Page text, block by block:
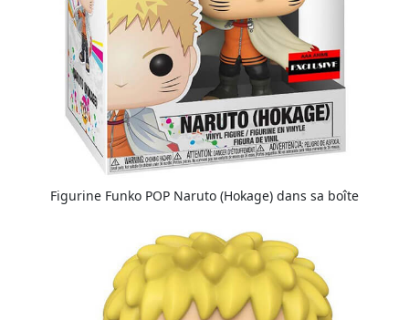
Figurine Funko POP Naruto (Hokage) dans sa boîte